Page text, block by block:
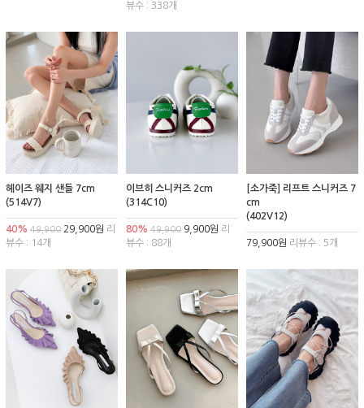
뷰수 : 338개
헤이즈 웨지 샌들 7cm
(514V7)
40% 49,900 29,900원 리
뷰수 : 14개
이브히 스니커즈 2cm
(314C10)
80% 49,9009,900원 리
뷰수 : 88개
[소가죽] 리프트 스니커즈 7
cm
(402V12)
79,900원 리뷰수 : 5개